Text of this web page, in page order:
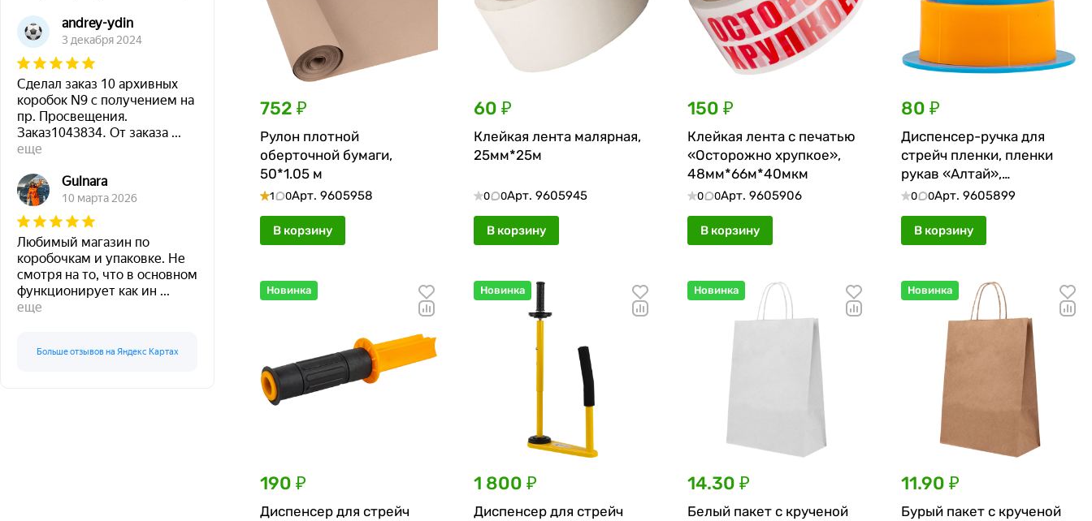
752 ₽
Рулон плотной
оберточной бумаги,
50*1.05 м
1 0Арт. 9605958
В корзину
60 ₽
Клейкая лента малярная,
25мм*25м
0 0Арт. 9605945
В корзину
150 ₽
Клейкая лента с печатью
«Осторожно хрупкое»,
48мм*66м*40мкм
0 0Арт. 9605906
В корзину
80 ₽
Диспенсер-ручка для
стрейч пленки, пленки
рукав «Алтай»,
пластиковый
0 0Арт. 9605899
В корзину
Новинка
190 ₽
Диспенсер для стрейч
Новинка
1 800 ₽
Диспенсер для стрейч
Новинка
14.30 ₽
Белый пакет с крученой
Новинка
11.90 ₽
Бурый пакет с крученой
andrey-ydin
3 декабря 2024
Сделал заказ 10 архивных
коробок N9 с получением на
пр. Просвещения.
Заказ1043834. От заказа ...
еще
Gulnara
10 марта 2026
Любимый магазин по
коробочкам и упаковке. Не
смотря на то, что в основном
функционирует как ин ...
еще
Больше отзывов на Яндекс Картах